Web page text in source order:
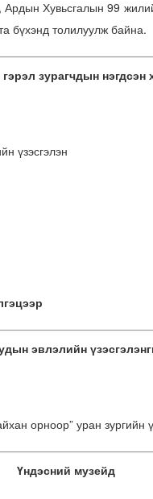
Хувьсгалын 99
бүхэнд толилуулж байна.
зурагчдын нэгдсэн
үзэсгэлэн
эвлэлийн
орноор” уран зургийн
Үндэсний музейд